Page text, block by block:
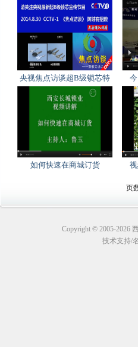
央视焦点访谈超B级锁芯特
如何快速在商城订货
页
Copyright © 2005-2026
技术支持/